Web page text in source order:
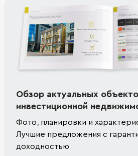
Обзор актуальных
инвестиционной
Фото, планировки и
Лучшие предложения с
доходностью